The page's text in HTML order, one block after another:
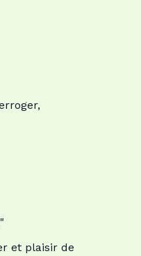
et plaisir de